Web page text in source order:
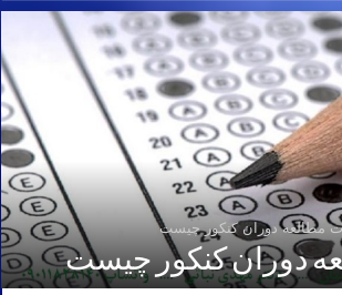
مطالعه دوران کنکور چیست
دوران کنکور چیست